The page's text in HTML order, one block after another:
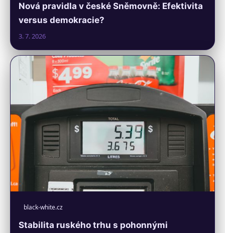
Nová pravidla v české Sněmovně: Efektivita
versus demokracie?
3. 7. 2026
black-white.cz
Stabilita ruského trhu s pohonnými